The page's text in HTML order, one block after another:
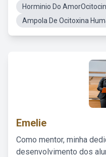
Horminio Do
Ampola De Ocitoxina
Emelie
Como mentor, minha
desenvolvimento dos